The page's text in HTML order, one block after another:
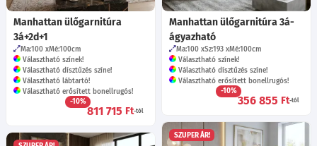
Manhattan ülőgarnitúra
3á+2d+1
Ma:100 Mé:100cm
Választható színek!
Választható dísztűzés színe!
Választható lábtartó!
Választható erősített bonellrugós!
-10%
811 715 Ft-tól
Manhattan ülőgarnitúra 3á-
ágyazható
Ma:100 Sz:193 Mé:100cm
Választható színek!
Választható dísztűzés színe!
Választható erősített bonellrugós!
-10%
356 855 Ft-tól
SZUPER ÁR!